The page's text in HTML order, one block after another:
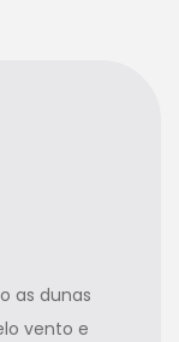
as dunas
vento e